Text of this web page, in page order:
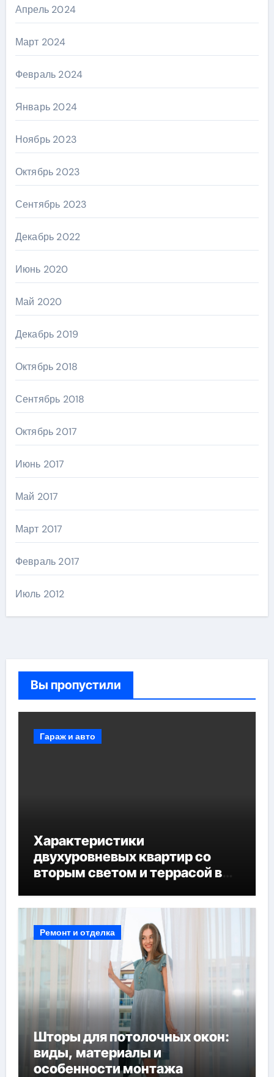
Апрель 2024
Март 2024
Февраль 2024
Январь 2024
Ноябрь 2023
Октябрь 2023
Сентябрь 2023
Декабрь 2022
Июнь 2020
Май 2020
Декабрь 2019
Октябрь 2018
Сентябрь 2018
Октябрь 2017
Июнь 2017
Май 2017
Март 2017
Февраль 2017
Июль 2012
Вы пропустили
Гараж и авто
Характеристики
двухуровневых квартир со
вторым светом и террасой в
Ремонт и отделка
Шторы для потолочных окон:
виды, материалы и
особенности монтажа